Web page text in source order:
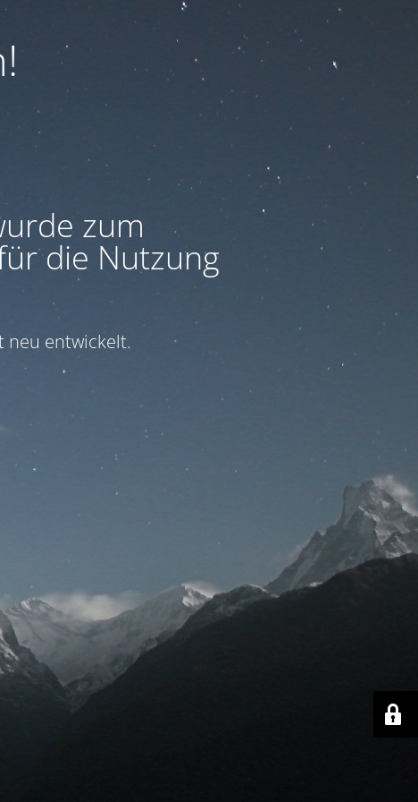
zum
die Nutzung
neu entwickelt.